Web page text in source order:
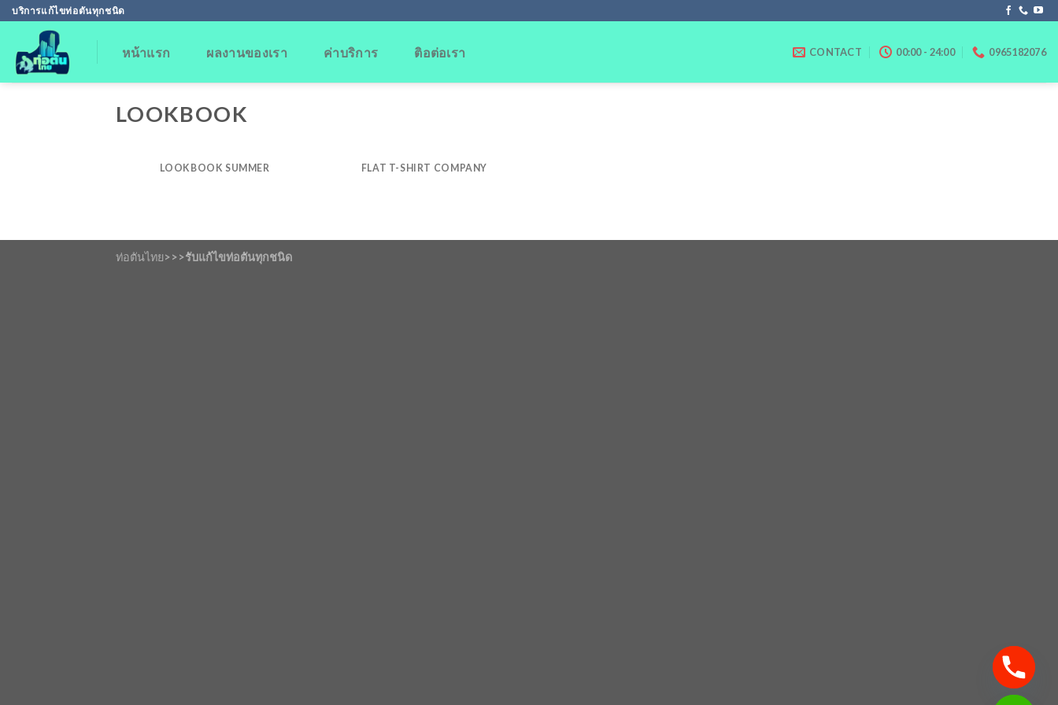
Skip
content
บริการแก้ไขท่อตันทุกชนิด
หน้าแรก ผลงานของเรา ค่าบริการ ติอต่อเรา CONTACT 00:00 - 24:00 0965182076
LOOKBOOK
LOOKBOOK SUMMER FLAT T-SHIRT COMPANY
ท่อตันไทย>>>รับแก้ไขท่อตันทุกชนิด
CHATY